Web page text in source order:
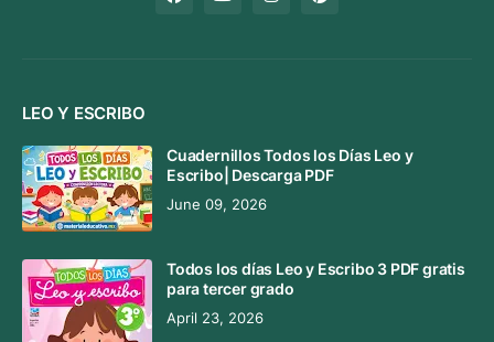
LEO Y ESCRIBO
Cuadernillos Todos los Días Leo y
Escribo| Descarga PDF
June 09, 2026
Todos los días Leo y Escribo 3 PDF gratis
para tercer grado
April 23, 2026